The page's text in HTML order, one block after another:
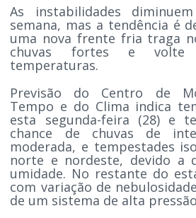
As instabilidades
semana, mas a tendência é
uma nova frente fria traga
chuvas fortes e
temperaturas.
Previsão do Centro de
Tempo e do Clima indica
esta segunda-feira (28) e
chance de chuvas de
moderada, e tempestades
norte e nordeste, devido a
umidade. No restante do
com variação de
de um sistema de alta